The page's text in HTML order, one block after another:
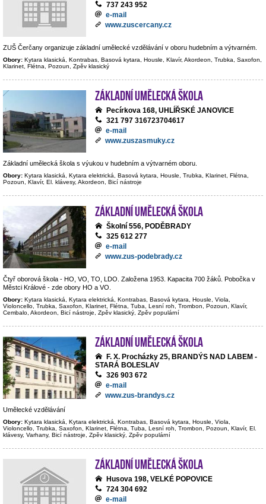
737 243 952
e-mail
www.zuscercany.cz
ZUŠ Čerčany organizuje základní umělecké vzdělávání v oboru hudebním a výtvarném.
Obory: Kytara klasická, Kontrabas, Basová kytara, Housle, Klavír, Akordeon, Trubka, Saxofon,
Klarinet, Flétna, Pozoun, Zpěv klasický
Základní umělecká škola
Pecírkova 168, UHLÍŘSKÉ JANOVICE
321 797 316723704617
e-mail
www.zuszasmuky.cz
Základní umělecká škola s výukou v hudebním a výtvarném oboru.
Obory: Kytara klasická, Kytara elektrická, Basová kytara, Housle, Trubka, Klarinet, Flétna,
Pozoun, Klavír, El. klávesy, Akordeon, Bicí nástroje
Základní umělecká škola
Školní 556, PODĚBRADY
325 612 277
e-mail
www.zus-podebrady.cz
Čtyř oborová škola - HO, VO, TO, LDO. Založena 1953. Kapacita 700 žáků. Pobočka v
Městci Králové - zde obory HO a VO.
Obory: Kytara klasická, Kytara elektrická, Kontrabas, Basová kytara, Housle, Viola,
Violoncello, Trubka, Saxofon, Klarinet, Flétna, Tuba, Lesní roh, Trombon, Pozoun, Klavír,
Cembalo, Akordeon, Bicí nástroje, Zpěv klasický, Zpěv populární
Základní umělecká škola
F. X. Procházky 25, BRANDÝS NAD LABEM -
STARÁ BOLESLAV
326 903 672
e-mail
www.zus-brandys.cz
Umělecké vzdělávání
Obory: Kytara klasická, Kytara elektrická, Kontrabas, Basová kytara, Housle, Viola,
Violoncello, Trubka, Saxofon, Klarinet, Flétna, Tuba, Lesní roh, Trombon, Pozoun, Klavír, El.
klávesy, Varhany, Bicí nástroje, Zpěv klasický, Zpěv populární
Základní umělecká škola
Husova 198, VELKÉ POPOVICE
724 304 692
e-mail